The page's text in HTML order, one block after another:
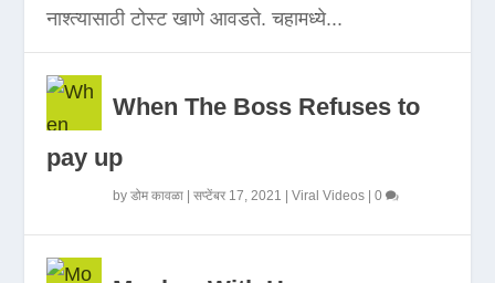
नाश्त्यासाठी टोस्ट खाणे आवडते. चहामध्ये...
When The Boss Refuses to
pay up
byडोम कावळा |सप्टेंबर 17, 2021 |Viral Videos |0